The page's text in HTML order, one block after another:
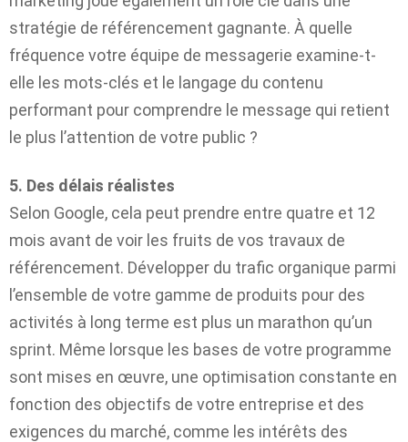
stratégie de référencement gagnante. À quelle
fréquence votre équipe de messagerie examine-t-
elle les mots-clés et le langage du contenu
performant pour comprendre le message qui retient
le plus l’attention de votre public ?
5. Des délais réalistes
Selon Google, cela peut prendre entre quatre et 12
mois avant de voir les fruits de vos travaux de
référencement. Développer du trafic organique parmi
l’ensemble de votre gamme de produits pour des
activités à long terme est plus un marathon qu’un
sprint. Même lorsque les bases de votre programme
sont mises en œuvre, une optimisation constante en
fonction des objectifs de votre entreprise et des
exigences du marché, comme les intérêts des